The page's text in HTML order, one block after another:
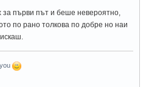
за първи път и беше невероятно,
по рано толкова по добре но наи